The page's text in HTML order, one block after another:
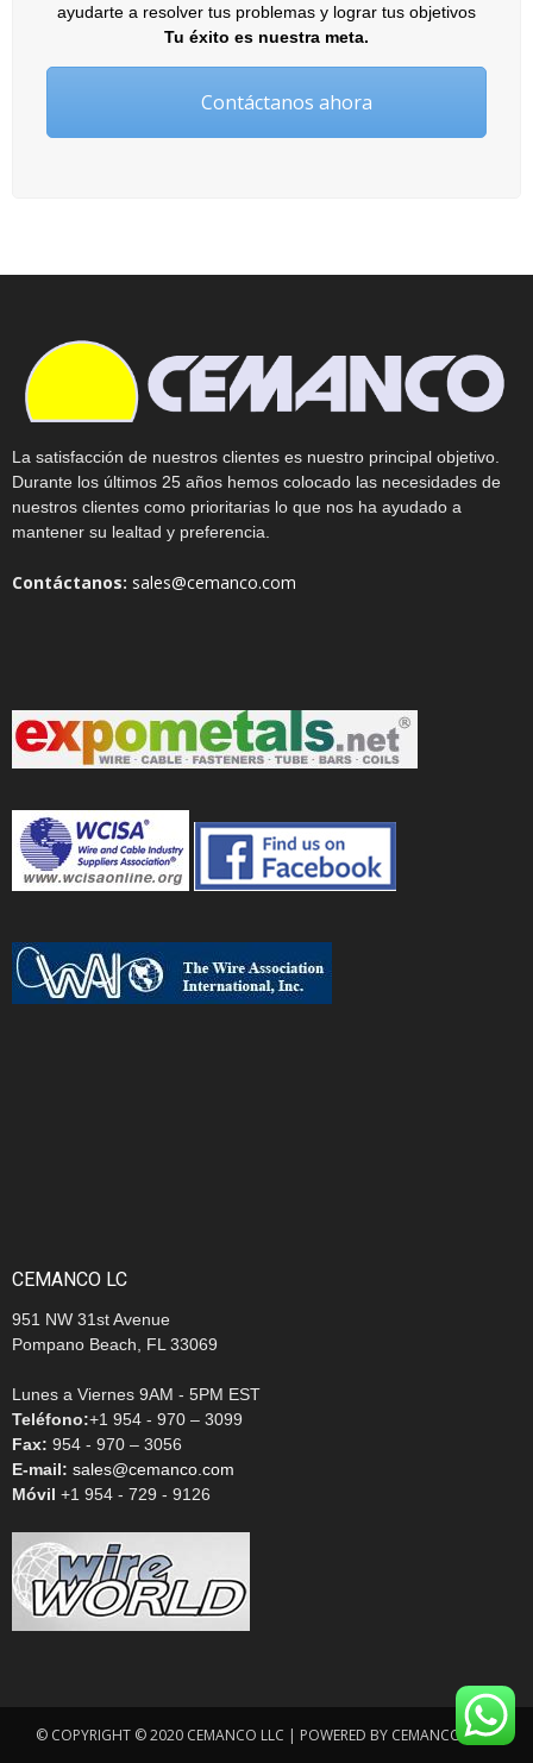
ayudarte a resolver tus problemas y lograr tus objetivos
Tu éxito es nuestra meta.
Contáctanos ahora
La satisfacción de nuestros clientes es nuestro principal objetivo.
Durante los últimos 25 años hemos colocado las necesidades de
nuestros clientes como prioritarias lo que nos ha ayudado a
mantener su lealtad y preferencia.
Contáctanos: sales@cemanco.com
CEMANCO LC
951 NW 31st Avenue
Pompano Beach, FL 33069
Lunes a Viernes 9AM - 5PM EST
Teléfono:+1 954 - 970 – 3099
Fax: 954 - 970 – 3056
E-mail: sales@cemanco.com
Móvil +1 954 - 729 - 9126
© COPYRIGHT © 2020 CEMANCO LLC | POWERED BY CEMANCO.COM